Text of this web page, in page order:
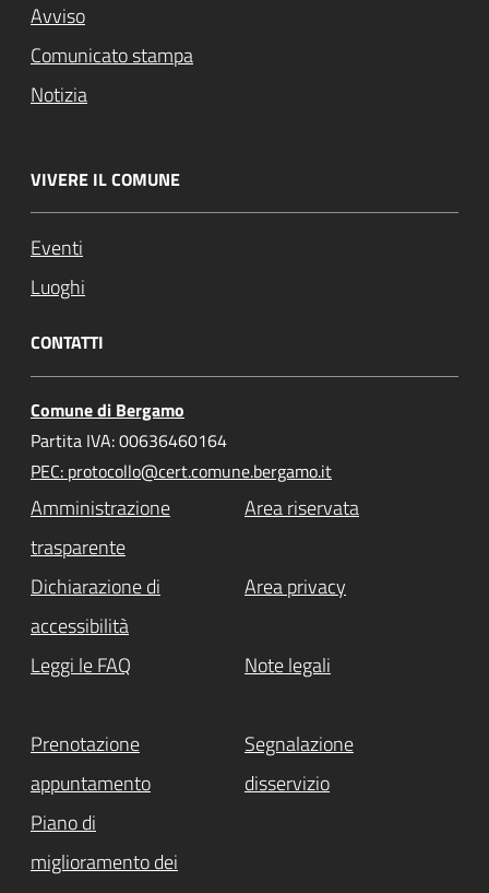
Avviso
Comunicato stampa
Notizia
VIVERE IL COMUNE
Eventi
Luoghi
CONTATTI
Comune di Bergamo
Partita IVA: 00636460164
PEC: protocollo@cert.comune.bergamo.it
Amministrazione
trasparente
Area riservata
Dichiarazione di
accessibilità
Area privacy
Leggi le FAQ Note legali
Prenotazione
appuntamento
Segnalazione
disservizio
Piano di
miglioramento dei